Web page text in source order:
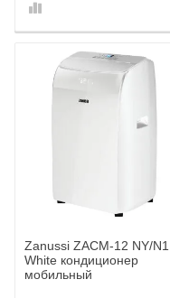
Zanussi ZACM-12 NY/N1
White кондиционер
мобильный